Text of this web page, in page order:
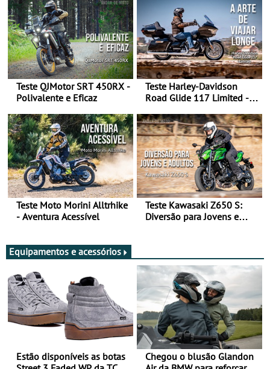
Teste QJMotor SRT 450RX -
Polivalente e Eficaz
Teste Harley-Davidson
Road Glide 117 Limited - A
Teste Moto Morini Alltrhike
- Aventura Acessível
Teste Kawasaki Z650 S:
Diversão para Jovens e
Equipamentos e acessórios
Estão disponíveis as botas
Chegou o blusão Glandon